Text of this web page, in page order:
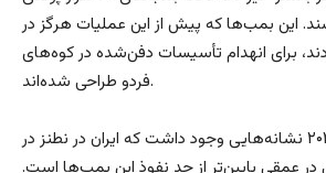
این بمب‌ها که پیش از این عملیات هرگز در
برای انهدام تأسیسات دفن‌شده در کوه‌های
فردو طراحی شده‌اند.
اما از همان سال ۲۰۲۳ نشانه‌هایی وجود داشت که ایران در نطنز در